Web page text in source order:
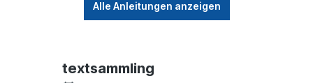
Alle Anleitungen anzeigen
textsammling